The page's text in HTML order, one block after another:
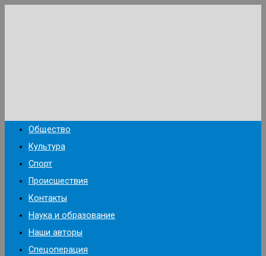
Общество
Культура
Спорт
Происшествия
Контакты
Наука и образование
Наши авторы
Спецоперация